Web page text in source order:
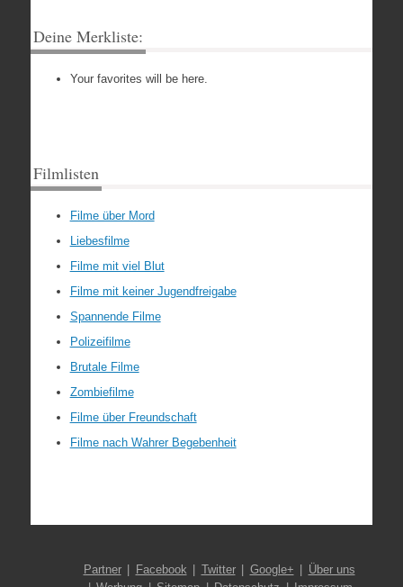
Deine Merkliste:
Your favorites will be here.
Filmlisten
Filme über Mord
Liebesfilme
Filme mit viel Blut
Filme mit keiner Jugendfreigabe
Spannende Filme
Polizeifilme
Brutale Filme
Zombiefilme
Filme über Freundschaft
Filme nach Wahrer Begebenheit
Partner Facebook Twitter Google+
Über uns